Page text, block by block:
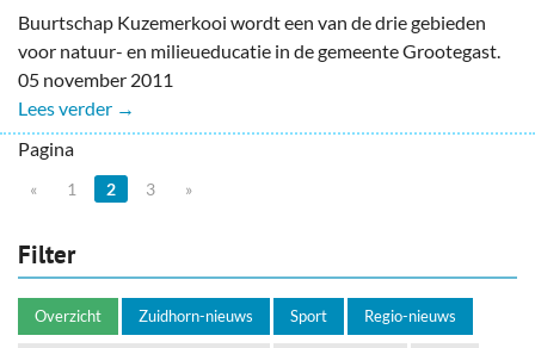
Buurtschap Kuzemerkooi wordt een van de drie gebieden
voor natuur- en milieueducatie in de gemeente Grootegast.
05 november 2011
Lees verder →
Pagina
« 1 2 3 »
Filter
Overzicht Zuidhorn-nieuws Sport Regio-nieuws